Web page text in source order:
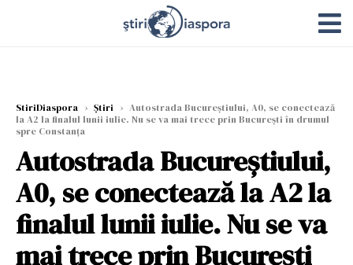
StiriDiaspora › Știri › Autostrada Bucureștiului, A0, se conectează
la A2 la finalul lunii iulie. Nu se va mai trece prin București în drumul
spre Constanța
Autostrada Bucureștiului,
A0, se conectează la A2 la
finalul lunii iulie. Nu se va
mai trece prin București